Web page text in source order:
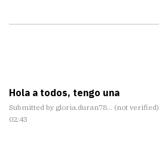
Hola a todos, tengo una
Submitted by gloria.duran78… (not verified)
02:43